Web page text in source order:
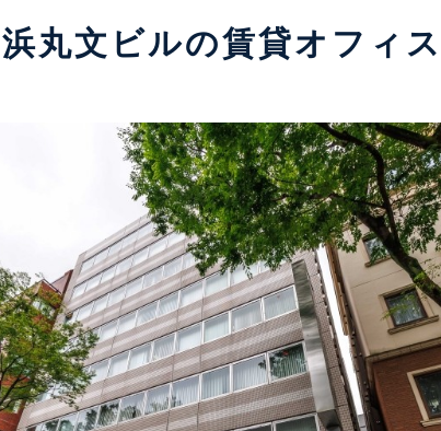
丸文ビルの賃貸オフィ